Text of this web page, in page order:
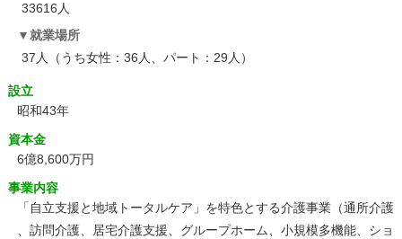
33616人
就業場所
37人（うち女性：36人、パート：29人）
設立
昭和43年
資本金
6億8,600万円
事業内容
「自立支援と地域トータルケア」を特色とする介護事業（通所介護
、訪問介護、居宅介護支援、グループホーム、小規模多機能、ショ